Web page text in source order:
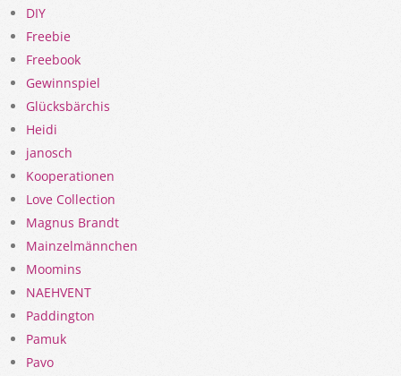
DIY
Freebie
Freebook
Gewinnspiel
Glücksbärchis
Heidi
janosch
Kooperationen
Love Collection
Magnus Brandt
Mainzelmännchen
Moomins
NAEHVENT
Paddington
Pamuk
Pavo